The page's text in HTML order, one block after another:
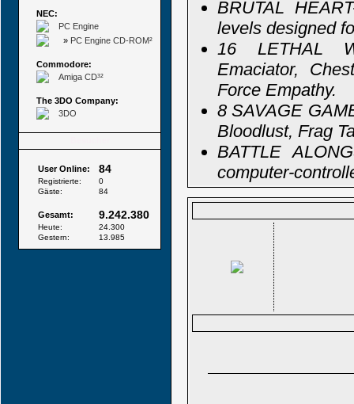
NEC:
PC Engine
» PC Engine CD-ROM²
Commodore:
Amiga CD³²
The 3DO Company:
3DO
User Online: 84
Registrierte:
0
Gäste:
84
Gesamt: 9.242.380
Heute:
24.300
Gestern:
13.985
BRUTAL
levels designed
16 LETHAL
Emaciator,
Force Empathy.
8 SAVAGE
Bloodlust, Frag
BATTLE
computer-